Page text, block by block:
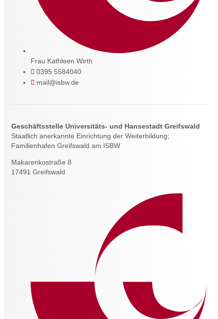
Frau Kathleen Wirth
0395 5584040
mail@isbw.de
Geschäftsstelle Universitäts- und Hansestadt Greifswald
Staatlich anerkannte Einrichtung der Weiterbildung;
Familienhafen Greifswald am ISBW
Makarenkostraße 8
17491 Greifswald